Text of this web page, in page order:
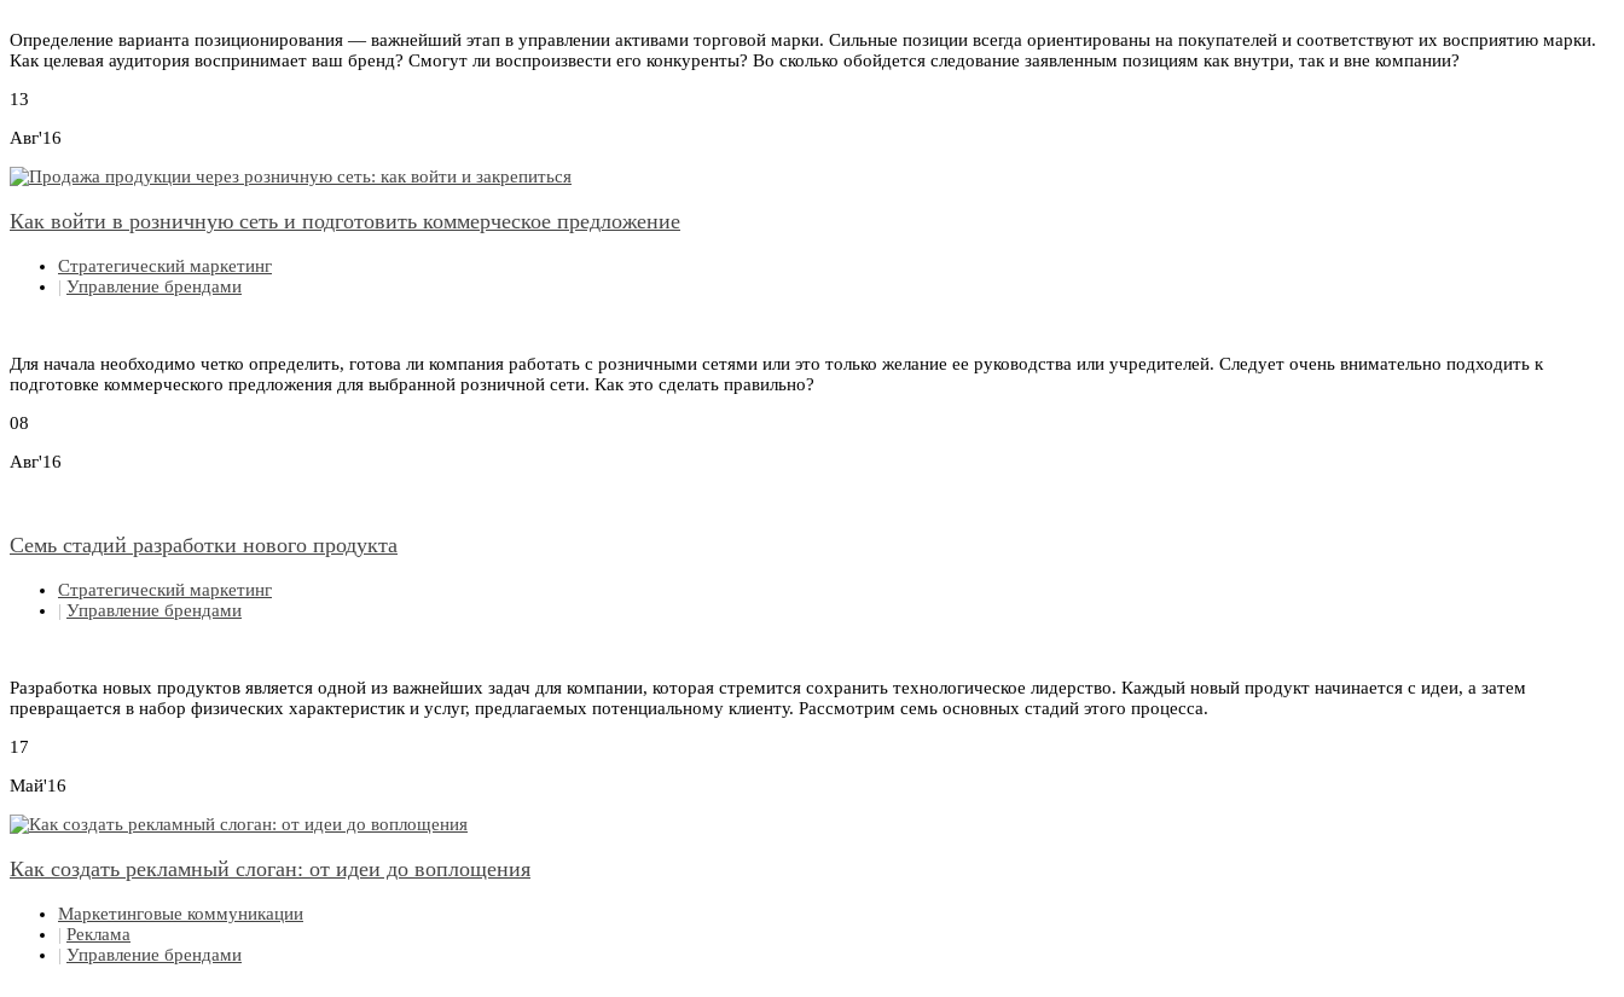
Определение варианта позиционирования — важнейший этап в управлении активами торговой марки. Сильные позиции всегда ориентированы на покупателей и соответствуют их восприятию марки.
Как целевая аудитория воспринимает ваш бренд? Смогут ли воспроизвести его конкуренты? Во сколько обойдется следование заявленным позициям как внутри, так и вне компании?
13
Авг'16
Как войти в розничную сеть и подготовить коммерческое предложение
Стратегический маркетинг
| Управление брендами
Для начала необходимо четко определить, готова ли компания работать с розничными сетями или это только желание ее руководства или учредителей. Следует очень внимательно подходить к
подготовке коммерческого предложения для выбранной розничной сети. Как это сделать правильно?
08
Авг'16
Семь стадий разработки нового продукта
Стратегический маркетинг
| Управление брендами
Разработка новых продуктов является одной из важнейших задач для компании, которая стремится сохранить технологическое лидерство. Каждый новый продукт начинается с идеи, а затем
превращается в набор физических характеристик и услуг, предлагаемых потенциальному клиенту. Рассмотрим семь основных стадий этого процесса.
17
Май'16
Как создать рекламный слоган: от идеи до воплощения
Маркетинговые коммуникации
| Реклама
| Управление брендами